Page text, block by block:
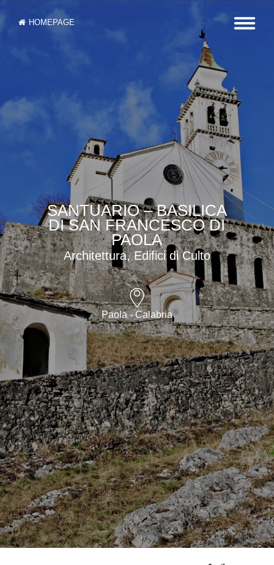
HOMEPAGE
SANTUARIO – BASILICA
DI SAN FRANCESCO DI
PAOLA
Architettura, Edifici di Culto
Paola - Calabria